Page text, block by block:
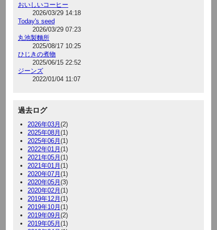
おいしいコーヒー
2026/03/29 14:18
Today's seed
2026/03/29 07:23
丸池製麵所
2025/08/17 10:25
ひじきの煮物
2025/06/15 22:52
ジーンズ
2022/01/04 11:07
過去ログ
2026年03月(2)
2025年08月(1)
2025年06月(1)
2022年01月(1)
2021年05月(1)
2021年01月(1)
2020年07月(1)
2020年05月(3)
2020年02月(1)
2019年12月(1)
2019年10月(1)
2019年09月(2)
2019年05月(1)